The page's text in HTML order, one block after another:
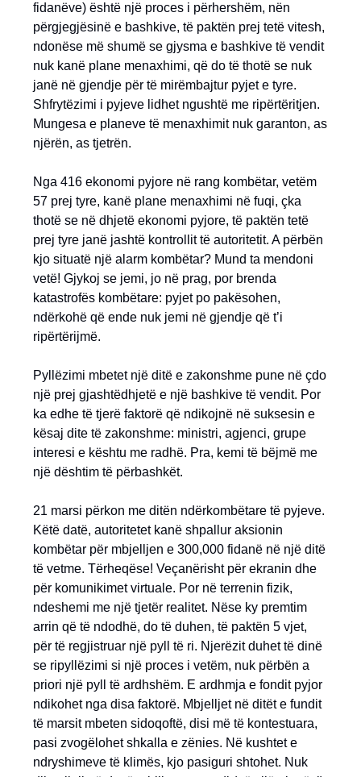
fidanëve) është një proces i përhershëm, nën
përgjegjësinë e bashkive, të paktën prej tetë vitesh,
ndonëse më shumë se gjysma e bashkive të vendit
nuk kanë plane menaxhimi, që do të thotë se nuk
janë në gjendje për të mirëmbajtur pyjet e tyre.
Shfrytëzimi i pyjeve lidhet ngushtë me ripërtëritjen.
Mungesa e planeve të menaxhimit nuk garanton, as
njërën, as tjetrën.
Nga 416 ekonomi pyjore në rang kombëtar, vetëm
57 prej tyre, kanë plane menaxhimi në fuqi, çka
thotë se në dhjetë ekonomi pyjore, të paktën tetë
prej tyre janë jashtë kontrollit të autoritetit. A përbën
kjo situatë një alarm kombëtar? Mund ta mendoni
vetë! Gjykoj se jemi, jo në prag, por brenda
katastrofës kombëtare: pyjet po pakësohen,
ndërkohë që ende nuk jemi në gjendje që t’i
ripërtërijmë.
Pyllëzimi mbetet një ditë e zakonshme pune në çdo
një prej gjashtëdhjetë e një bashkive të vendit. Por
ka edhe të tjerë faktorë që ndikojnë në suksesin e
kësaj dite të zakonshme: ministri, agjenci, grupe
interesi e kështu me radhë. Pra, kemi të bëjmë me
një dështim të përbashkët.
21 marsi përkon me ditën ndërkombëtare të pyjeve.
Këtë datë, autoritetet kanë shpallur aksionin
kombëtar për mbjelljen e 300,000 fidanë në një ditë
të vetme. Tërheqëse! Veçanërisht për ekranin dhe
për komunikimet virtuale. Por në terrenin fizik,
ndeshemi me një tjetër realitet. Nëse ky premtim
arrin që të ndodhë, do të duhen, të paktën 5 vjet,
për të regjistruar një pyll të ri. Njerëzit duhet të dinë
se ripyllëzimi si një proces i vetëm, nuk përbën a
priori një pyll të ardhshëm. E ardhmja e fondit pyjor
ndikohet nga disa faktorë. Mbjelljet në ditët e fundit
të marsit mbeten sidoqoftë, disi më të kontestuara,
pasi zvogëlohet shkalla e zënies. Në kushtet e
ndryshimeve të klimës, kjo pasiguri shtohet. Nuk